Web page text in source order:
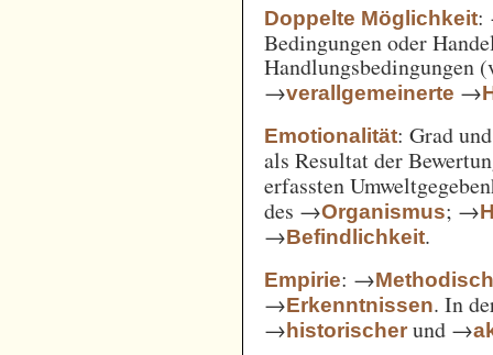
Doppelte Möglichkeit:
Bedingungen oder
Handlungsbedingungen
→verallgemeinerte →
Emotionalität: Grad
als Resultat der
erfassten
des →Organismus; →
→Befindlichkeit.
Empirie: →
→Erkenntnissen. In
→historischer und →